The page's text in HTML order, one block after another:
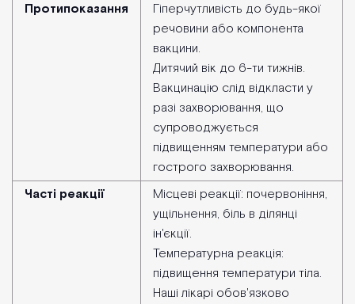
Протипоказання
Гіперчутливість до будь-якої
речовини або компонента
вакцини.
Дитячий вік до 6-ти тижнів.
Вакцинацію слід відкласти у
разі захворювання, що
супроводжується
підвищенням температури або
гострого захворювання.
Часті реакції
Місцеві реакції: почервоніння,
ущільнення, біль в ділянці
ін'єкції.
Температурна реакція:
підвищення температури тіла.
Наші лікарі обов'язково